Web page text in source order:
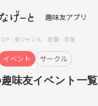
趣味友アプリ
全ジャンル 全国 花見
イベント サークル
味友イベント一覧